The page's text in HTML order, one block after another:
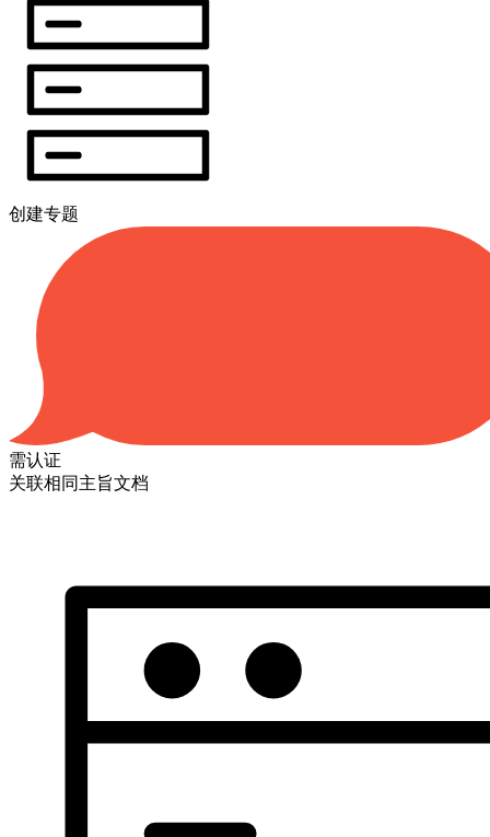
创建专题
需认证
关联相同主旨文档